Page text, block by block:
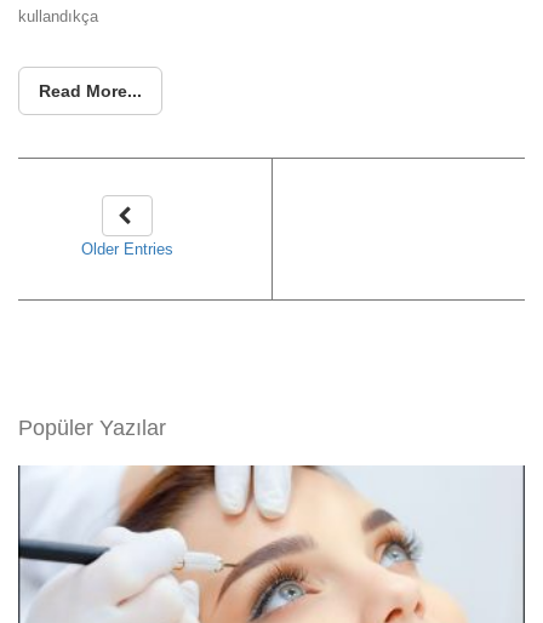
kullandıkça
Read More...
Older Entries
Popüler Yazılar